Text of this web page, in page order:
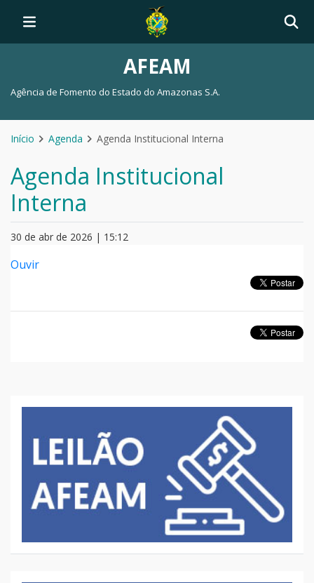
AFEAM
Agência de Fomento do Estado do Amazonas S.A.
Início Agenda Agenda Institucional Interna
Agenda Institucional
Interna
30 de abr de 2026 | 15:12
Ouvir